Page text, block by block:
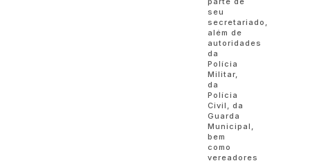
seu
secretariado,
além de
autoridades
da
Polícia
Militar,
da
Polícia
Civil, da
Guarda
Municipal,
bem
como
vereadores